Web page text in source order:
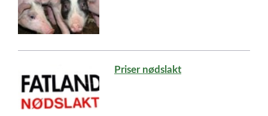
Priser nødslakt